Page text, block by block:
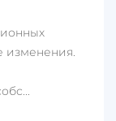
изменения.